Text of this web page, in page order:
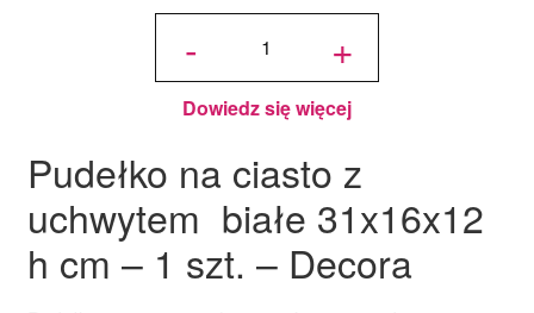
-
ilość
uchwytem
28x28x25
cm +
Dowiedz się więcej
Pudełko na ciasto z
uchwytem białe 31x16x12
h cm – 1 szt. – Decora